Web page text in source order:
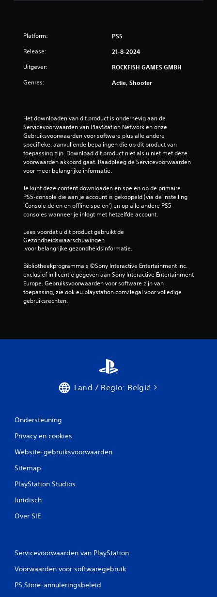
e
e
Platform: PS5
Release: 21-8-2024
Uitgever: ROCKFISH GAMES GMBH
Genres: Actie, Shooter
Het downloaden van dit product is onderhevig aan de
Servicevoorwaarden van PlayStation Network en onze
Gebruiksvoorwaarden voor software plus alle andere
specifieke, aanvullende bepalingen die op dit product van
toepassing zijn. Download dit product niet als u niet met deze
voorwaarden akkoord gaat. Raadpleeg de Servicevoorwaarden
voor meer belangrijke informatie.
Je kunt deze content downloaden en spelen op de primaire
PS5-console die aan je account is gekoppeld (via de instelling
'Console delen en offline spelen') en op alle andere PS5-
consoles wanneer je inlogt met hetzelfde account.
Lees voordat u dit product gebruikt de
Gezondheidswaarschuwingen
voor belangrijke gezondheidsinformatie.
Bibliotheekprogramma's ©Sony Interactive Entertainment Inc.
exclusief in licentie gegeven aan Sony Interactive Entertainment
Europe. Gebruiksvoorwaarden voor software zijn van
toepassing, zie ook eu.playstation.com/legal voor volledige
gebruiksrechten.
Land / Regio: België
Ondersteuning
Privacy en cookies
Website-gebruiksvoorwaarden
Sitemap
PlayStation Studios
Juridisch
Over SIE
Servicevoorwaarden van PlayStation
Voorwaarden voor softwaregebruik
PS Store-annuleringsbeleid